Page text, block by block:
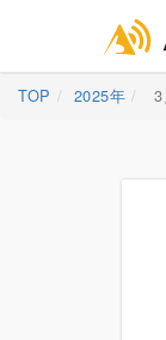
Skip
TOP 2025年 3